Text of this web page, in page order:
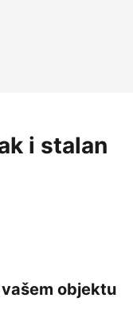
i stalan
objektu